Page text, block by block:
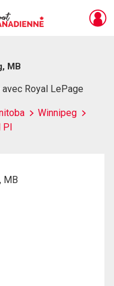
MB
Royal LePage
Winnipeg
Pl